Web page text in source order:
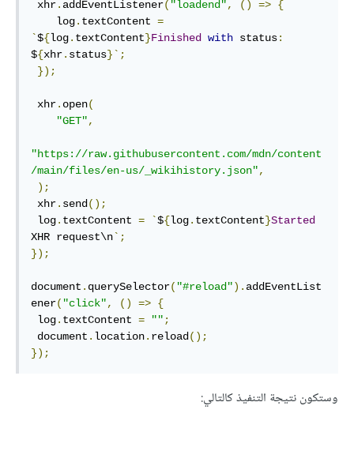
xhr. addEventListener( "loadend", () => {
    log
. textContent =
`${log. textContent}Finished with status:
${xhr. status}`;
});
xhr. open(
"GET",
"https://raw.githubusercontent.com/mdn/content
/main/files/en-us/_wikihistory.json",
);
xhr. send();
log. textContent = `${log. textContent}Started
XHR request\n`;
});
document . querySelector( "#reload"). addEventList
ener( "click", () => {
log. textContent = "";
document . location. reload();
});
وستكون نتيجة التنفيذ كالتالي: